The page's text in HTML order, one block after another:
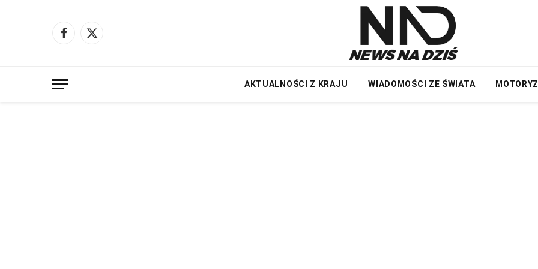
Facebook
X
AKTUALNOŚCI Z KRAJU WIADOMOŚCI ZE ŚWIATA